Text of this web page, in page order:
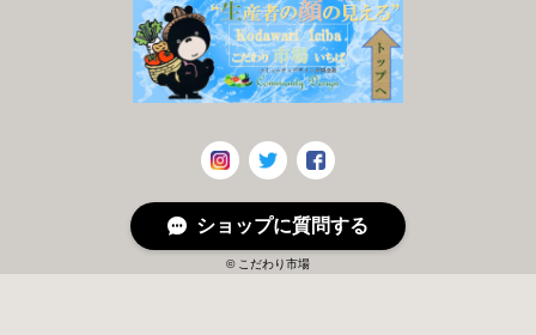
© こだわり市場
ショップに質問する